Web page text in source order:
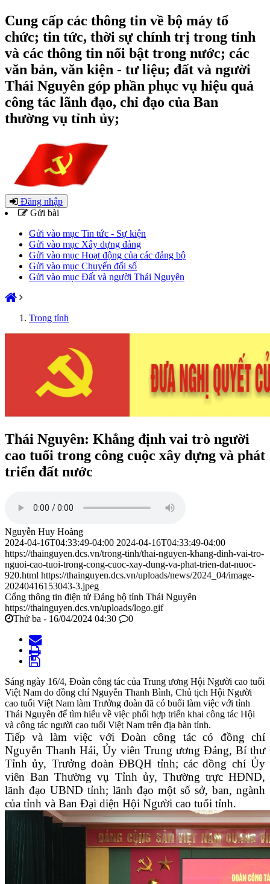
Cung cấp các thông tin về bộ máy tổ
chức; tin tức, thời sự chính trị trong tỉnh
và các thông tin nổi bật trong nước; các
văn bản, văn kiện - tư liệu; đất và người
Thái Nguyên góp phần phục vụ hiệu quả
công tác lãnh đạo, chỉ đạo của Ban
thường vụ tỉnh ủy;
Đăng nhập
Gửi bài
Gửi vào mục Tin tức - Sự kiện
Gửi vào mục Xây dựng đảng
Gửi vào mục Hoạt động của các đảng bộ
Gửi vào mục Chuyển đổi số
Gửi vào mục Đất và người Thái Nguyên
Trong tỉnh
Thái Nguyên: Khẳng định vai trò người
cao tuổi trong công cuộc xây dựng và phát
triển đất nước
Nguyễn Huy Hoàng
2024-04-16T04:33:49-04:00 2024-04-16T04:33:49-04:00
https://thainguyen.dcs.vn/trong-tinh/thai-nguyen-khang-dinh-vai-tro-
nguoi-cao-tuoi-trong-cong-cuoc-xay-dung-va-phat-trien-dat-nuoc-
920.html https://thainguyen.dcs.vn/uploads/news/2024_04/image-
20240416153043-3.jpeg
Cổng thông tin điện tử Đảng bộ tỉnh Thái Nguyên
https://thainguyen.dcs.vn/uploads/logo.gif
Thứ ba - 16/04/2024 04:30
0
Sáng ngày 16/4, Đoàn công tác của Trung ương Hội Người cao tuổi
Việt Nam do đồng chí Nguyễn Thanh Bình, Chủ tịch Hội Người
cao tuổi Việt Nam làm Trưởng đoàn đã có buổi làm việc với tỉnh
Thái Nguyên để tìm hiểu về việc phối hợp triển khai công tác Hội
và công tác người cao tuổi Việt Nam trên địa bàn tỉnh.
Tiếp và làm việc với Đoàn công tác có đồng chí
Nguyễn Thanh Hải, Ủy viên Trung ương Đảng, Bí thư
Tỉnh ủy, Trưởng đoàn ĐBQH tỉnh; các đồng chí Ủy
viên Ban Thường vụ Tỉnh ủy, Thường trực HĐND,
lãnh đạo UBND tỉnh; lãnh đạo một số sở, ban, ngành
của tỉnh và Ban Đại diện Hội Người cao tuổi tỉnh.